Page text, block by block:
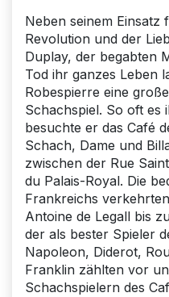
Neben seinem Einsatz
Revolution und der
Duplay, der begabten
Tod ihr ganzes Leben
Robespierre eine
Schachspiel. So oft es
besuchte er das Café
Schach, Dame und
zwischen der Rue
du Palais-Royal. Die
Frankreichs
Antoine de Legall bis
der als bester Spieler
Napoleon, Diderot,
Franklin zählten vor
Schachspielern des